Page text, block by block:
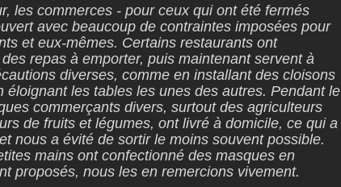
les commerces - pour ceux qui ont été fermés
avec beaucoup de contraintes imposées pour
et eux-mêmes. Certains restaurants ont
repas à emporter, puis maintenant servent à
diverses, comme en installant des cloisons
éloignant les tables les unes des autres. Pendant le
commerçants divers, surtout des agriculteurs
de fruits et légumes, ont livré à domicile, ce qui a
nous a évité de sortir le moins souvent possible.
mains ont confectionné des masques en
proposés, nous les en remercions vivement.